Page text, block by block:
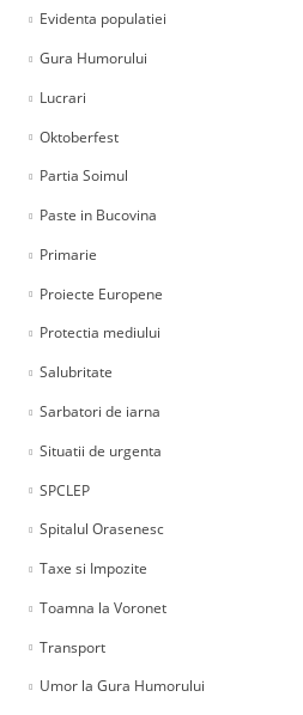
Evidenta populatiei
Gura Humorului
Lucrari
Oktoberfest
Partia Soimul
Paste in Bucovina
Primarie
Proiecte Europene
Protectia mediului
Salubritate
Sarbatori de iarna
Situatii de urgenta
SPCLEP
Spitalul Orasenesc
Taxe si Impozite
Toamna la Voronet
Transport
Umor la Gura Humorului